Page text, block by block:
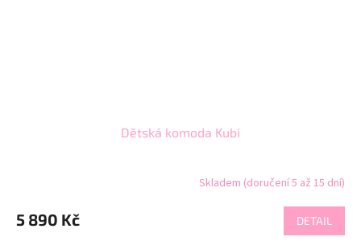
Dětská komoda Kubi
Skladem (doručení 5 až 15 dní)
5 890 Kč DETAIL